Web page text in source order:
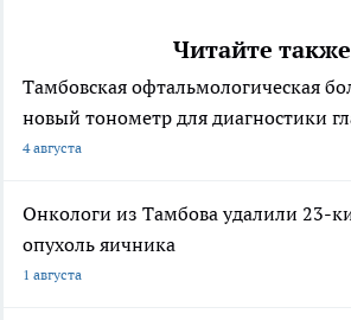
Читайте
Тамбовская офтальмологическая
новый тонометр для диагностики
4 августа
Онкологи из Тамбова удалили 23-
опухоль яичника
1 августа